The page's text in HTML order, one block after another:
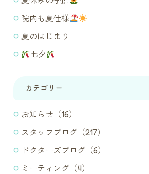
院内も夏仕様
夏のはじまり
七夕
カテゴリー
お知らせ（16）
スタッフブログ（217）
ドクターズブログ（6）
ミーティング（4）